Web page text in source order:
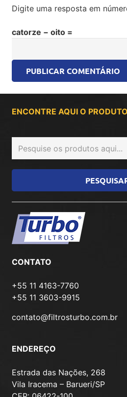
Digite uma resposta em
catorze − oito =
PUBLICAR COMENTÁRIO
ENCONTRE AQUI O
CONTATO
+55 11 4163-7760
+55 11 3603-9915
contato@filtrosturbo.com.br
ENDEREÇO
Estrada das Nações, 268
Vila Iracema – Barueri/SP